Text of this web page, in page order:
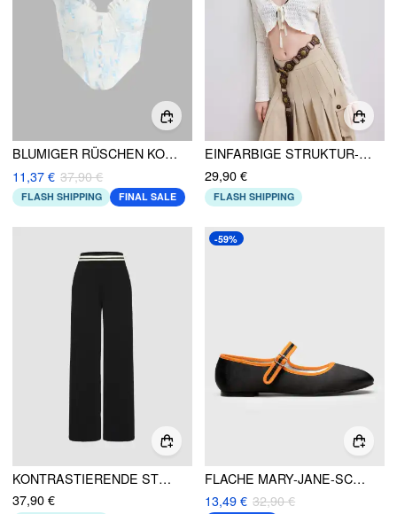
BLUMIGER RÜSCHEN KORSETT CROP TANK TOP
11,37 € 37,90 €
FLASH SHIPPING FINAL SALE
EINFARBIGE STRUKTUR-CROP-STRICKJACKE
29,90 €
FLASH SHIPPING
KONTRASTIERENDE STRICKHOSEN MIT WEITEM BEIN
37,90 €
-59%
FLACHE MARY-JANE-SCHUHE MIT EINEM BAND
13,49 € 32,90 €